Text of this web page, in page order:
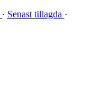
· Senast tillagda ·